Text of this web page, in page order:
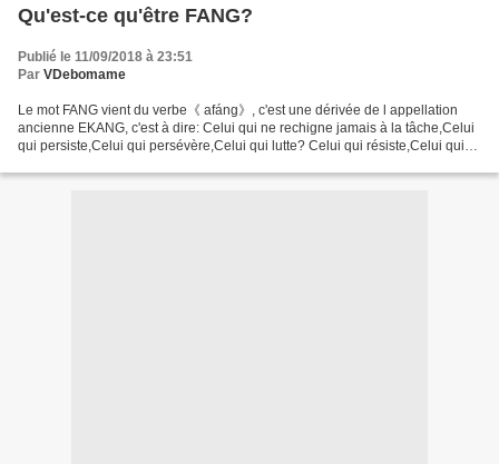
Qu'est-ce qu'être FANG?
Publié le 11/09/2018 à 23:51
Par VDebomame
Le mot FANG vient du verbe《 afáng》, c'est une dérivée de l appellation
ancienne EKANG, c'est à dire: Celui qui ne rechigne jamais à la tâche,Celui
qui persiste,Celui qui persévère,Celui qui lutte? Celui qui résiste,Celui qui